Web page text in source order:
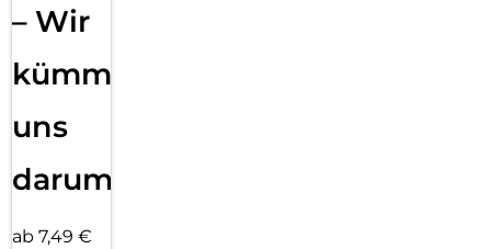
– Wir
kümmern
uns
darum!
ab 7,49 €